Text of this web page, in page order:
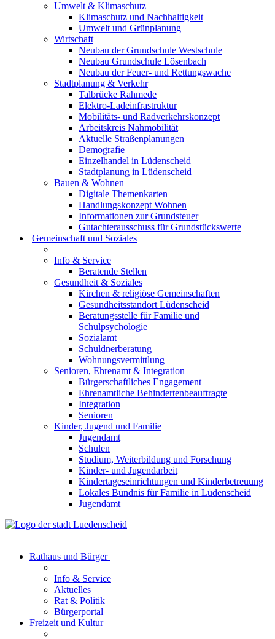
Umwelt & Klimaschutz
Klimaschutz und Nachhaltigkeit
Umwelt und Grünplanung
Wirtschaft
Neubau der Grundschule Westschule
Neubau Grundschule Lösenbach
Neubau der Feuer- und Rettungswache
Stadtplanung & Verkehr
Talbrücke Rahmede
Elektro-Ladeinfrastruktur
Mobilitäts- und Radverkehrskonzept
Arbeitskreis Nahmobilität
Aktuelle Straßenplanungen
Demografie
Einzelhandel in Lüdenscheid
Stadtplanung in Lüdenscheid
Bauen & Wohnen
Digitale Themenkarten
Handlungskonzept Wohnen
Informationen zur Grundsteuer
Gutachterausschuss für Grundstückswerte
Gemeinschaft und Soziales
Info & Service
Beratende Stellen
Gesundheit & Soziales
Kirchen & religiöse Gemeinschaften
Gesundheitsstandort Lüdenscheid
Beratungsstelle für Familie und
Schulpsychologie
Sozialamt
Schuldnerberatung
Wohnungsvermittlung
Senioren, Ehrenamt & Integration
Bürgerschaftliches Engagement
Ehrenamtliche Behindertenbeauftragte
Integration
Senioren
Kinder, Jugend und Familie
Jugendamt
Schulen
Studium, Weiterbildung und Forschung
Kinder- und Jugendarbeit
Kindertageseinrichtungen und Kinderbetreuung
Lokales Bündnis für Familie in Lüdenscheid
Jugendamt
Rathaus und Bürger
Info & Service
Aktuelles
Rat & Politik
Bürgerportal
Freizeit und Kultur